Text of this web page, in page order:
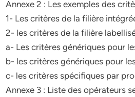
Annexe 2 : Les exemples des
1- Les critères de la filière
2- les critères de la filière
a- Les critères génériques pour
b- les critères génériques pour
c- les critères spécifiques par
Annexe 3 : Liste des opérateurs